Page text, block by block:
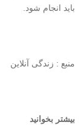
باید انجام شود.
منبع : زندگی آنلاین
بیشتر بخوانید